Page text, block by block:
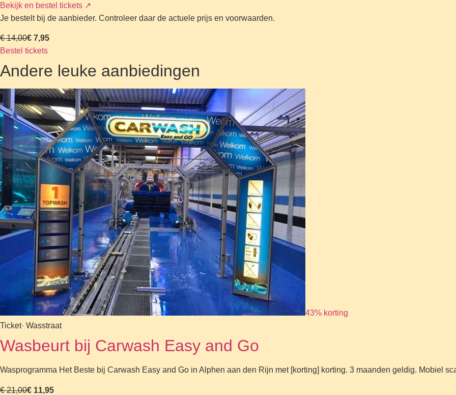
Bekijk en bestel tickets ↗
Je bestelt bij de aanbieder. Controleer daar de actuele prijs en voorwaarden.
€ 14,00€ 7,95
Bestel tickets
Andere leuke aanbiedingen
43% korting
Ticket· Wasstraat
Wasbeurt bij Carwash Easy and Go
Wasprogramma Het Beste bij Carwash Easy and Go in Alphen aan den Rijn met [korting] korting. 3 maanden geldig. Mobiel
€ 21,00€ 11,95